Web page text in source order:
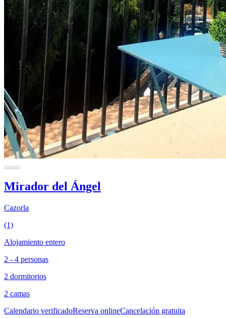
Mirador del Ángel
Cazorla
(1)
Alojamiento entero
2 - 4 personas
2 dormitorios
2 camas
Calendario verificadoReserva onlineCancelación gratuita